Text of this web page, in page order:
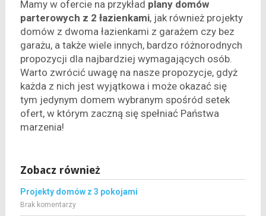
Mamy w ofercie na przykład plany domów
parterowych z 2 łazienkami, jak również projekty
domów z dwoma łazienkami z garażem czy bez
garażu, a także wiele innych, bardzo różnorodnych
propozycji dla najbardziej wymagających osób.
Warto zwrócić uwagę na nasze propozycje, gdyż
każda z nich jest wyjątkowa i może okazać się
tym jedynym domem wybranym spośród setek
ofert, w którym zaczną się spełniać Państwa
marzenia!
Zobacz również
Projekty domów z 3 pokojami
Brak komentarzy